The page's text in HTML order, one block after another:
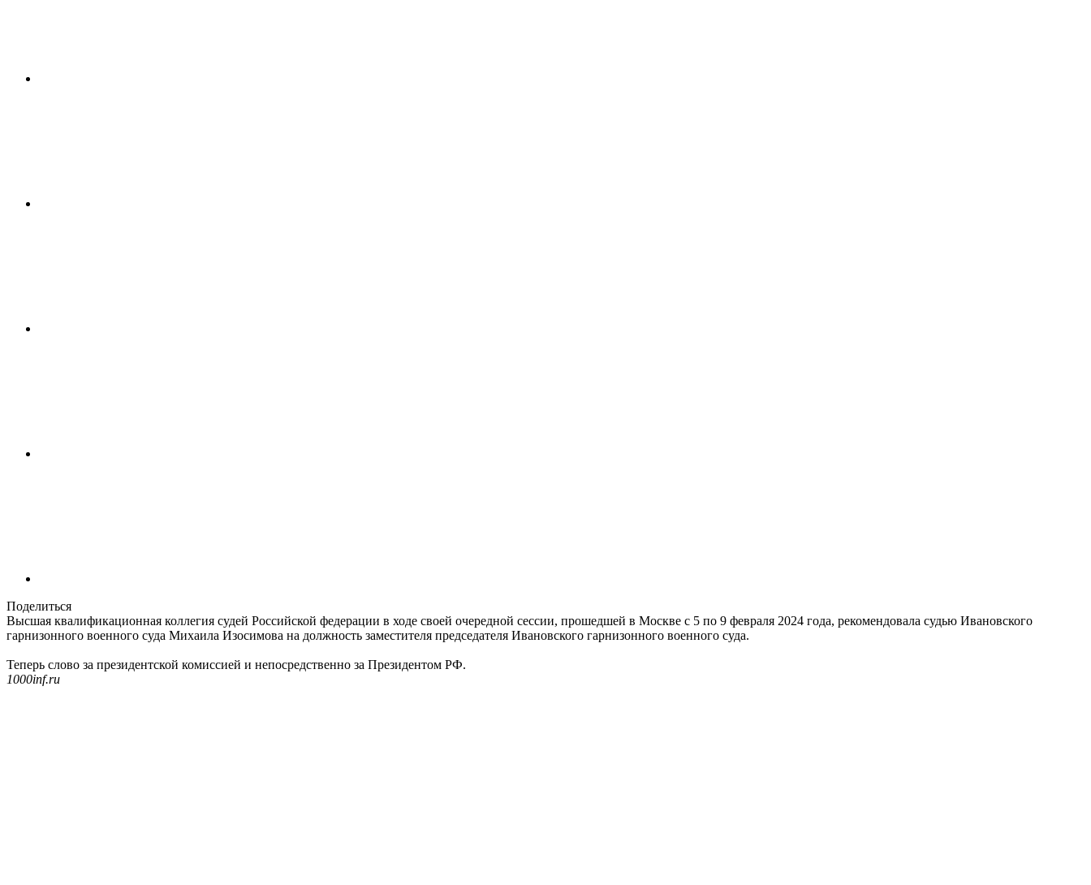
Поделиться
Высшая квалификационная коллегия судей Российской федерации в ходе своей очередной сессии, прошедшей в Москве с 5 по 9 февраля 2024 года, рекомендовала судью Ивановского
гарнизонного военного суда Михаила Изосимова на должность заместителя председателя Ивановского гарнизонного военного суда.
Теперь слово за президентской комиссией и непосредственно за Президентом РФ.
1000inf.ru